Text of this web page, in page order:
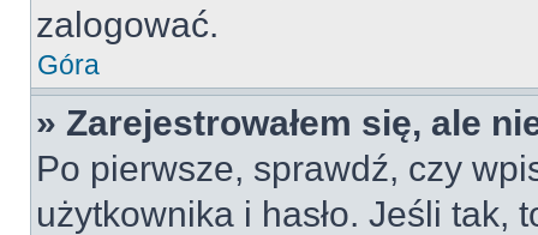
zalogować.
Góra
» Zarejestrowałem się, ale
Po pierwsze, sprawdź, czy
użytkownika i hasło. Jeśli tak,